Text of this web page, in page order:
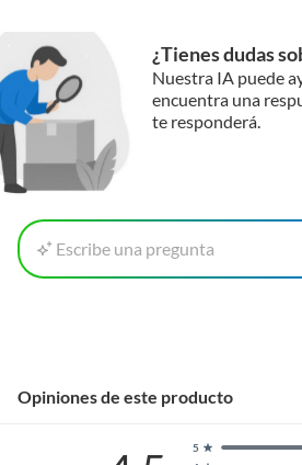
¿Tienes dudas
Nuestra IA puede
encuentra una
te responderá.
Escribe una pregunta
Opiniones de este producto
5